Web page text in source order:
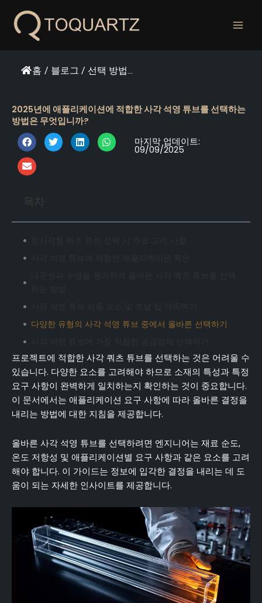
홈 / 블로그 / 선택 방법...
2025년에 애플리케이션에 적합한 사각 석영 튜브를 선택하는
방법은 무엇입니까?
마지막 업데이트:
09/09/2025
다양한 유형의 사각 석영 튜브 중에서 올바른 선택하기
결론
자주 묻는 질문(FAQ)
프로젝트에 적합한 사각 쿼츠 튜브를 선택하는 것은 어려울 수
있습니다. 다양한 요소를 고려해야 하므로 소재의 특성과 특정
요구 사항이 완벽하게 일치하는지 확인하는 것이 중요합니다.
이 문서에서는 애플리케이션 요구 사항에 따라 올바른 결정을
내리는 방법에 대한 지침을 제공합니다.
올바른 사각 석영 튜브를 선택하려면 엔지니어는 재료 순도,
온도 저항성 및 애플리케이션별 요구 사항과 같은 요소를 고려
해야 합니다. 이 가이드는 정보에 입각한 결정을 내리는 데 도
움이 되는 자세한 인사이트를 제공합니다.